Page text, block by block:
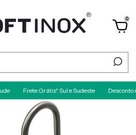
0
Frete Grátis* Sul e Sudeste Desconto no PIX